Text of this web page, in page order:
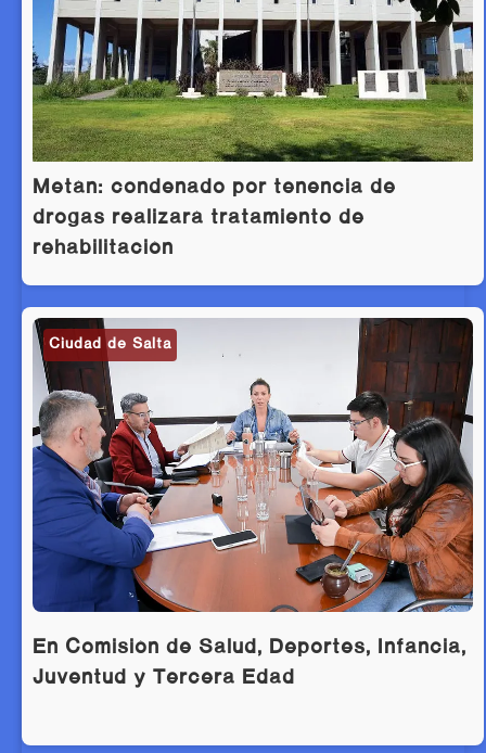
Metán: condenado por tenencia de
drogas realizará tratamiento de
rehabilitación
Ciudad de Salta
En Comisión de Salud, Deportes, Infancia,
Juventud y Tercera Edad